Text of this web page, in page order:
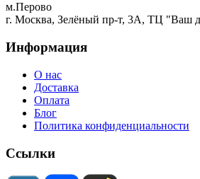
м.Перово
г. Москва, Зелёный пр-т, 3А, ТЦ "Ваш
Информация
О нас
Доставка
Оплата
Блог
Политика конфиденциальности
Ссылки